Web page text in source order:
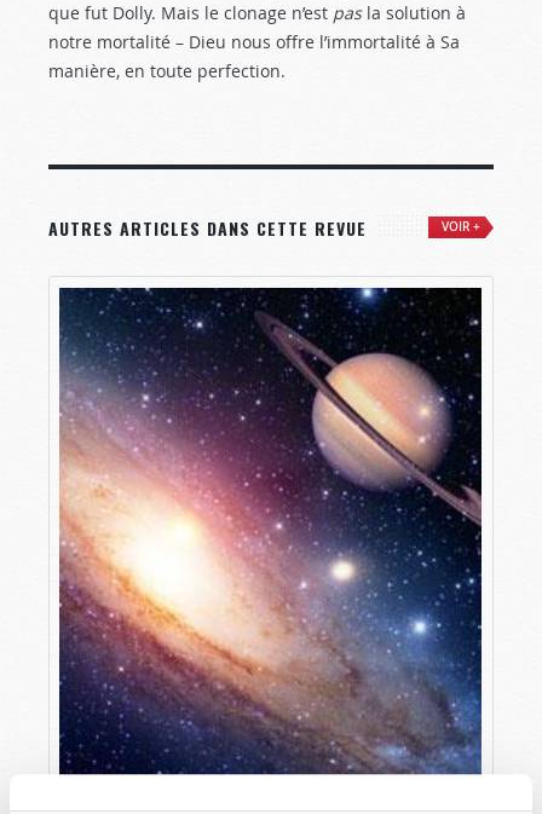
que fut Dolly. Mais le clonage n’est pasla solution à
notre mortalité – Dieu nous offre l’immortalité à Sa
manière, en toute perfection.
AUTRES ARTICLES DANS CETTE REVUE VOIR +